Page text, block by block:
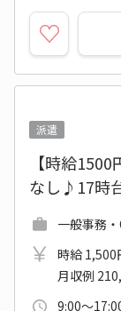
派遣
【時給
なし♪17時
一般事務
時給
月収例
9:00～